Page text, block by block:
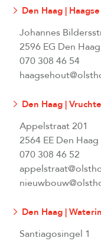
Den Haag |
Johannes
2596 EG Den Haag
070 308 46 54
Den Haag |
Appelstraat 201
2564 EE Den Haag
070 308 46 52
Den Haag |
Santiagosingel 1